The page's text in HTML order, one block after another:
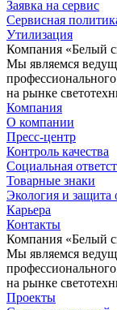
Заявка на сервис
Сервисная
Утилизация
Компания «Белый
Мы являемся
на рынке
Компания
О компании
Пресс-центр
Контроль качества
Социальная
Товарные знаки
Экология и
Карьера
Контакты
Компания «Белый
Мы являемся
на рынке
Проекты